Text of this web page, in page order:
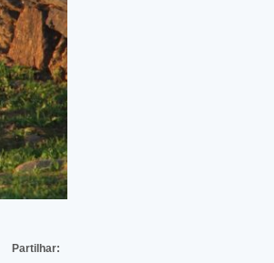
Partilhar: